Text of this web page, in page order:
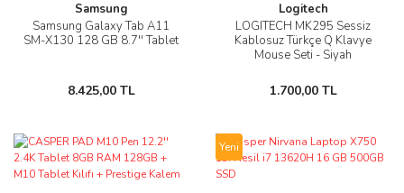
Samsung
Samsung Galaxy Tab A11
SM-X130 128 GB 8.7'' Tablet
8.425,00 TL
Logitech
LOGITECH MK295 Sessiz
Kablosuz Türkçe Q Klavye
Mouse Seti - Siyah
1.700,00 TL
Yeni